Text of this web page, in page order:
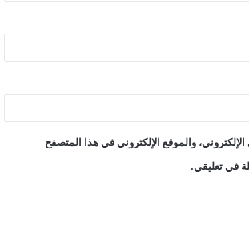
والموقع الإلكتروني في هذا المتصفح
في تعليقي.